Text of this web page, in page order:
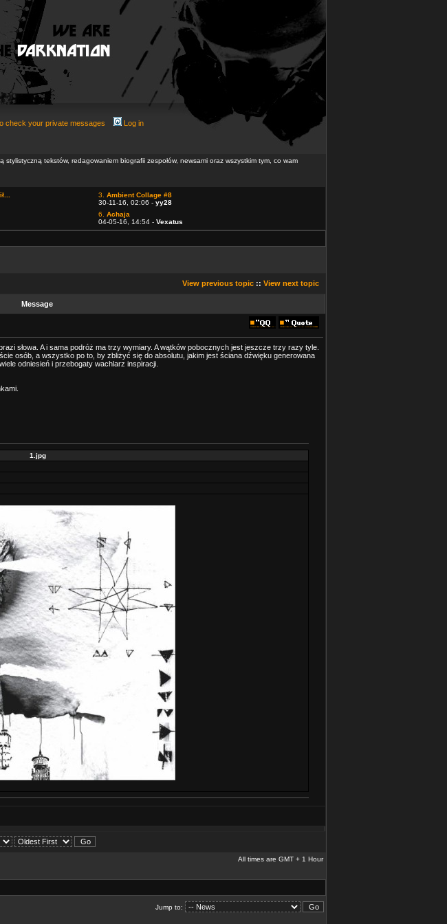
check your private messages
Log in
tekstów, redagowaniem biografii zespołów, newsami oraz wszystkim tym, co wam
3. Ambient Collage #8
30-11-16, 02:06 - yy28
6. Achaja
04-05-16, 14:54 - Vexatus
View previous topic :: View next topic
Message
słowa. A i sama podróż ma trzy wymiary. A wątków pobocznych jest jeszcze trzy razy tyle.
osób, a wszystko po to, by zbliżyć się do absolutu, jakim jest ściana dźwięku generowana
odniesień i przebogaty wachlarz inspiracji.
1.jpg
All times are GMT + 1 Hour
Jump to: